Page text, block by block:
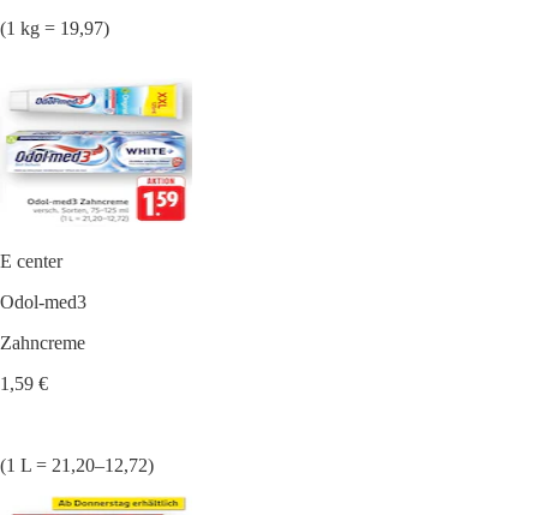
(1 kg = 19,97)
E center
Odol-med3
Zahncreme
1,59 €
(1 L = 21,20–12,72)